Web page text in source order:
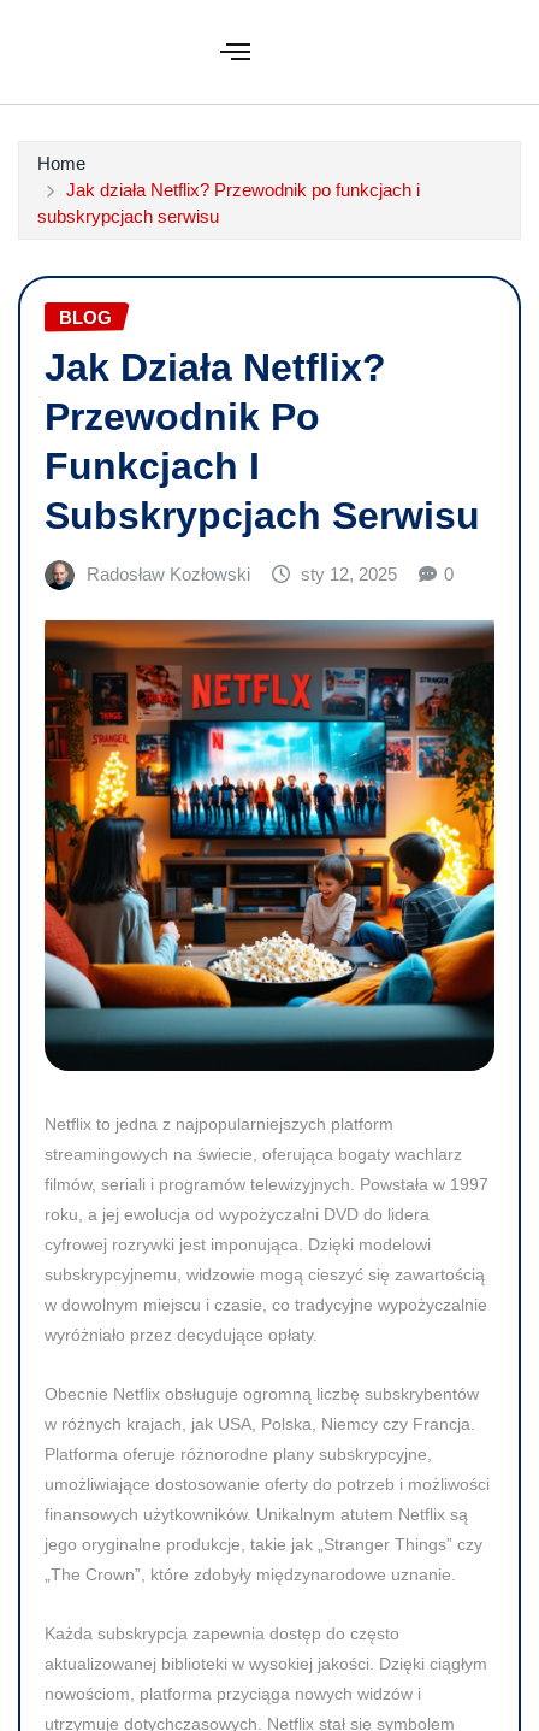
Home
Jak działa Netflix? Przewodnik po funkcjach i
subskrypcjach serwisu
BLOG
Jak Działa Netflix?
Przewodnik Po
Funkcjach I
Subskrypcjach Serwisu
Radosław Kozłowski sty 12, 2025 0
Netflix to jedna z najpopularniejszych platform
streamingowych na świecie, oferująca bogaty wachlarz
filmów, seriali i programów telewizyjnych. Powstała w 1997
roku, a jej ewolucja od wypożyczalni DVD do lidera
cyfrowej rozrywki jest imponująca. Dzięki modelowi
subskrypcyjnemu, widzowie mogą cieszyć się zawartością
w dowolnym miejscu i czasie, co tradycyjne wypożyczalnie
wyróżniało przez decydujące opłaty.
Obecnie Netflix obsługuje ogromną liczbę subskrybentów
w różnych krajach, jak USA, Polska, Niemcy czy Francja.
Platforma oferuje różnorodne plany subskrypcyjne,
umożliwiające dostosowanie oferty do potrzeb i możliwości
finansowych użytkowników. Unikalnym atutem Netflix są
jego oryginalne produkcje, takie jak „Stranger Things” czy
„The Crown”, które zdobyły międzynarodowe uznanie.
Każda subskrypcja zapewnia dostęp do często
aktualizowanej biblioteki w wysokiej jakości. Dzięki ciągłym
nowościom, platforma przyciąga nowych widzów i
utrzymuje dotychczasowych. Netflix stał się symbolem